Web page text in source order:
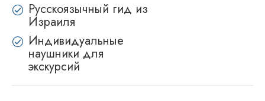
Русскоязычный гид из
Израиля
Индивидуальные
наушники для
экскурсий